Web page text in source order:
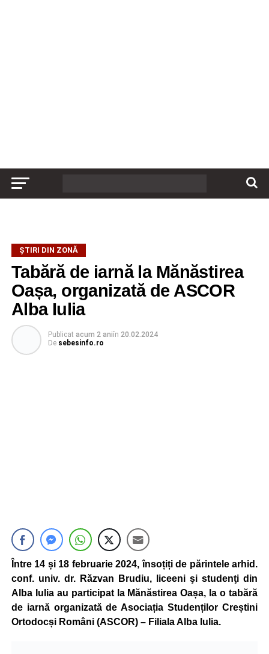
ȘTIRI DIN ZONĂ
Tabără de iarnă la Mănăstirea
Oașa, organizată de ASCOR
Alba Iulia
Publicat acum 2 aniîn 20.02.2024
De sebesinfo.ro
Între 14 și 18 februarie 2024, însoțiți de părintele arhid.
conf. univ. dr. Răzvan Brudiu, liceeni şi studenţi din
Alba Iulia au participat la Mănăstirea Oașa, la o tabără
de iarnă organizată de Asociația Studenților Creștini
Ortodocși Români (ASCOR) – Filiala Alba Iulia.